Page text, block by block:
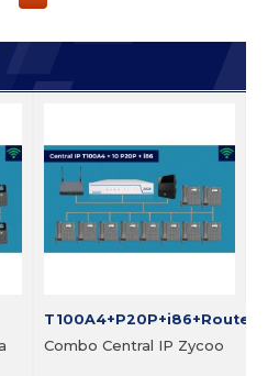
T100A4+P20P+i86+Router
Combo Central IP Zycoo